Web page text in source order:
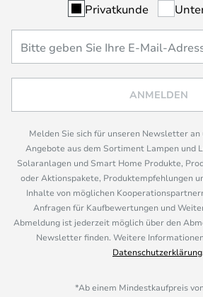
Privatkunde
ANMELDEN
Melden Sie sich für unseren Newsletter
Angebote aus dem Sortiment Lampen und
Solaranlagen und Smart Home Produkte,
oder Aktionspakete, Produktempfehlungen
Inhalte von möglichen
Anfragen für Kaufbewertungen und
Abmeldung ist jederzeit möglich über den
Newsletter finden. Weitere
Datenschutzerklärung
*Ab einem Mindestkaufpreis